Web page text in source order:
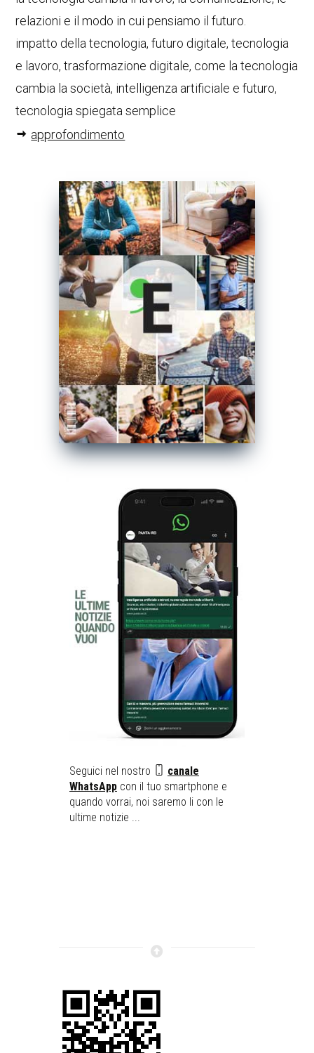
relazioni e il modo in cui pensiamo il futuro.
impatto della tecnologia, futuro digitale, tecnologia
e lavoro, trasformazione digitale, come la tecnologia
cambia la società, intelligenza artificiale e futuro,
tecnologia spiegata semplice
approfondimento
Seguici nel nostro
canale
WhatsApp con il tuo smartphone e
quando vorrai, noi saremo li con le
ultime notizie ...